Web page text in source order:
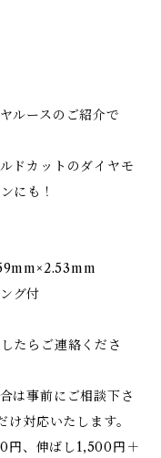
ルースのご紹介で
ドカットのダイヤモ
にも！
グ付
たらご連絡くださ
は事前にご相談下さ
対応いたします。
円、伸ばし1,500円＋